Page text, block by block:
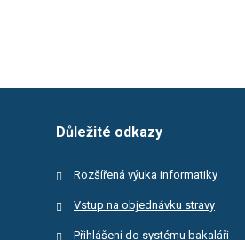
Důležité odkazy
Rozšířená výuka informatiky
Vstup na objednávku stravy
Přihlášení do systému bakaláři